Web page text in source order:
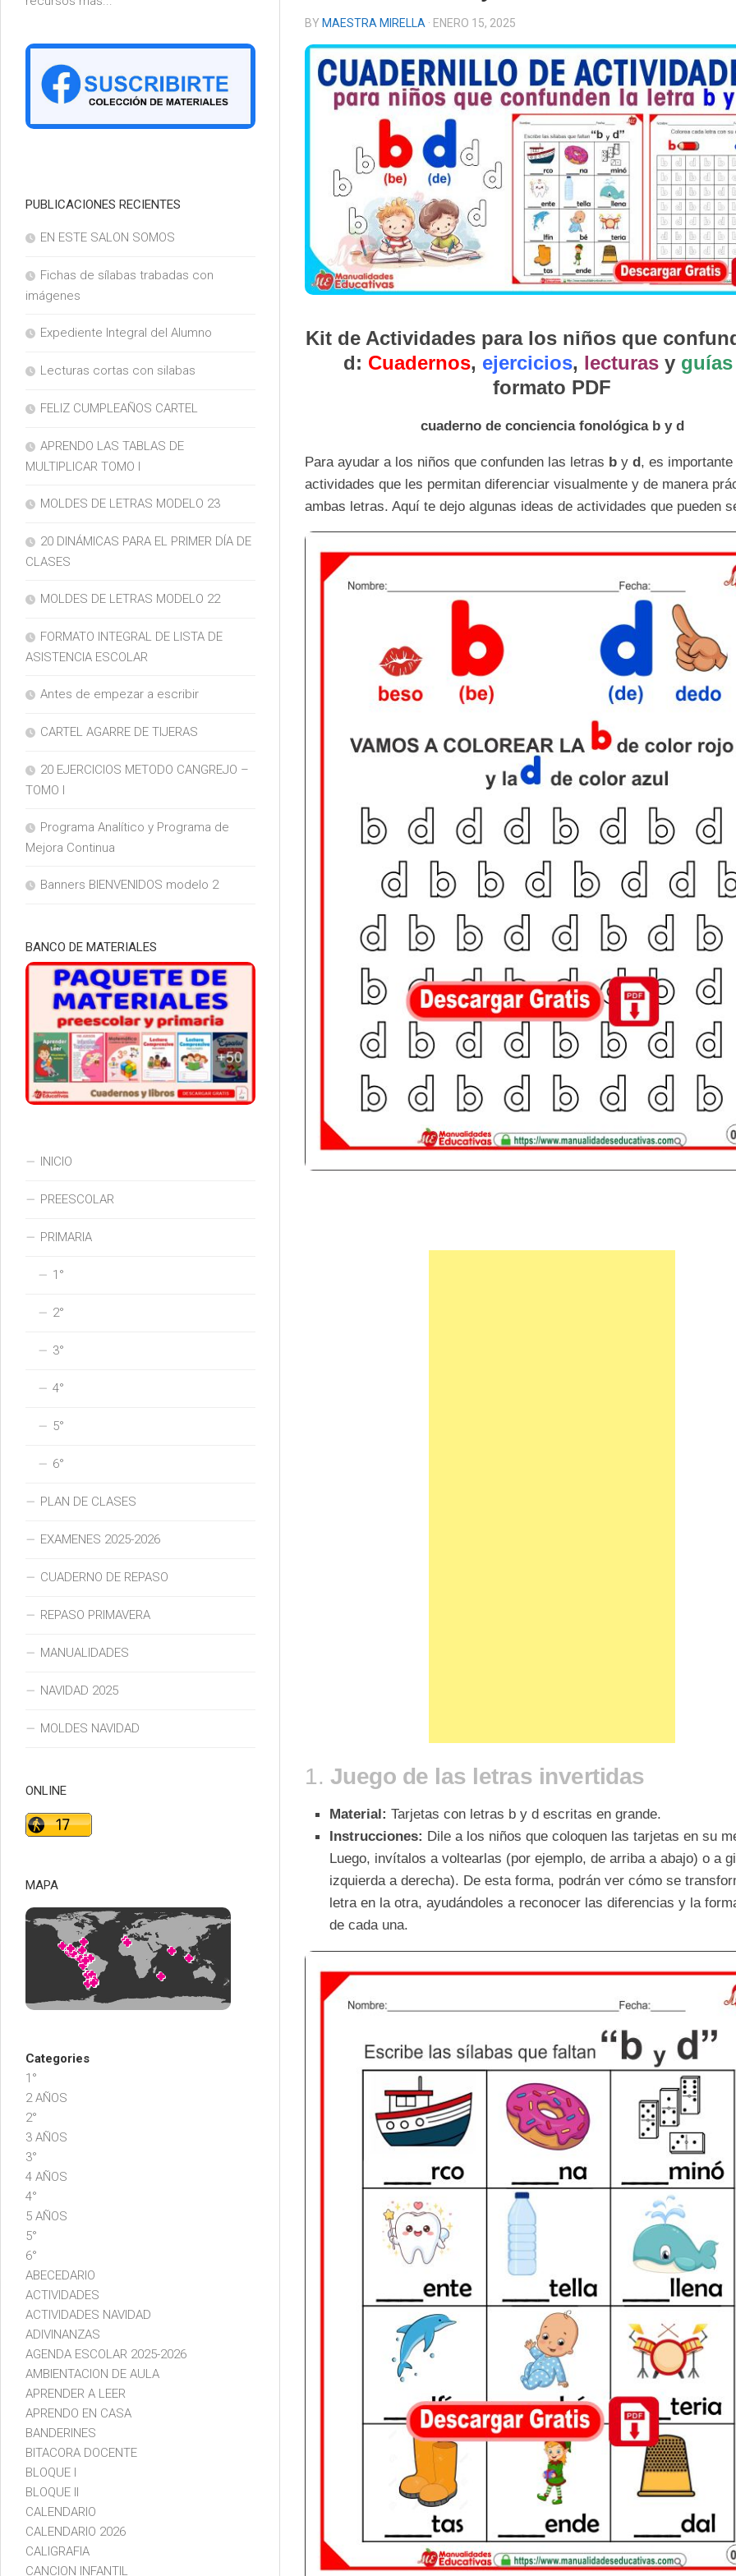
BY MAESTRA MIRELLA · ENERO 15, 2025
Kit de Actividades para los niños que
d: Cuadernos, ejercicios, lecturasy guías
formato PDF
cuaderno de conciencia fonológica b y d
Para ayudar a los niños que confunden las letras b y d, es
actividades que les permitan diferenciar visualmente y de manera
ambas letras. Aquí te dejo algunas ideas de actividades que pueden
1. Juego de las letras invertidas
Material: Tarjetas con letras b y d escritas en grande.
Instrucciones: Dile a los niños que coloquen las tarjetas en su
Luego, invítalos a voltearlas (por ejemplo, de arriba a abajo) o a
izquierda a derecha). De esta forma, podrán ver cómo se
letra en la otra, ayudándoles a reconocer las diferencias y la
de cada una.
PUBLICACIONES RECIENTES
EN ESTE SALON SOMOS
Fichas de sílabas trabadas con
imágenes
Expediente Integral del Alumno
Lecturas cortas con silabas
FELIZ CUMPLEAÑOS CARTEL
APRENDO LAS TABLAS DE
MULTIPLICAR TOMO I
MOLDES DE LETRAS MODELO 23
20 DINÁMICAS PARA EL PRIMER DÍA DE
CLASES
MOLDES DE LETRAS MODELO 22
FORMATO INTEGRAL DE LISTA DE
ASISTENCIA ESCOLAR
Antes de empezar a escribir
CARTEL AGARRE DE TIJERAS
20 EJERCICIOS METODO CANGREJO –
TOMO I
Programa Analítico y Programa de
Mejora Continua
Banners BIENVENIDOS modelo 2
BANCO DE MATERIALES
INICIO
PREESCOLAR
PRIMARIA
1°
2°
3°
4°
5°
6°
PLAN DE CLASES
EXAMENES 2025-2026
CUADERNO DE REPASO
REPASO PRIMAVERA
MANUALIDADES
NAVIDAD 2025
MOLDES NAVIDAD
ONLINE
MAPA
Categories
1°
2 AÑOS
2°
3 AÑOS
3°
4 AÑOS
4°
5 AÑOS
5°
6°
ABECEDARIO
ACTIVIDADES
ACTIVIDADES NAVIDAD
ADIVINANZAS
AGENDA ESCOLAR 2025-2026
AMBIENTACION DE AULA
APRENDER A LEER
APRENDO EN CASA
BANDERINES
BITACORA DOCENTE
BLOQUE I
BLOQUE II
CALENDARIO
CALENDARIO 2026
CALIGRAFIA
CANCION INFANTIL